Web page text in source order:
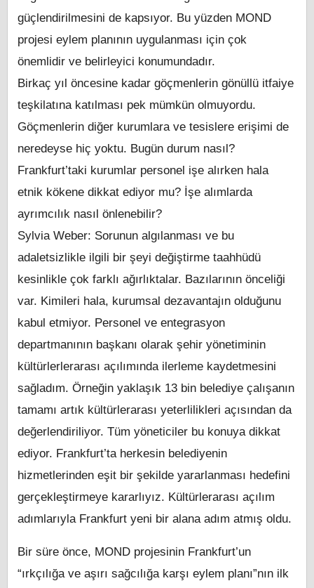
güçlendirilmesini de kapsıyor. Bu yüzden MOND
projesi eylem planının uygulanması için çok
önemlidir ve belirleyici konumundadır.
Birkaç yıl öncesine kadar göçmenlerin gönüllü itfaiye
teşkilatına katılması pek mümkün olmuyordu.
Göçmenlerin diğer kurumlara ve tesislere erişimi de
neredeyse hiç yoktu. Bugün durum nasıl?
Frankfurt’taki kurumlar personel işe alırken hala
etnik kökene dikkat ediyor mu? İşe alımlarda
ayrımcılık nasıl önlenebilir?
Sylvia Weber: Sorunun algılanması ve bu
adaletsizlikle ilgili bir şeyi değiştirme taahhüdü
kesinlikle çok farklı ağırlıktalar. Bazılarının önceliği
var. Kimileri hala, kurumsal dezavantajın olduğunu
kabul etmiyor. Personel ve entegrasyon
departmanının başkanı olarak şehir yönetiminin
kültürlerlerarası açılımında ilerleme kaydetmesini
sağladım. Örneğin yaklaşık 13 bin belediye çalışanın
tamamı artık kültürlerarası yeterlilikleri açısından da
değerlendiriliyor. Tüm yöneticiler bu konuya dikkat
ediyor. Frankfurt’ta herkesin belediyenin
hizmetlerinden eşit bir şekilde yararlanması hedefini
gerçekleştirmeye kararlıyız. Kültürlerarası açılım
adımlarıyla Frankfurt yeni bir alana adım atmış oldu.
Bir süre önce, MOND projesinin Frankfurt’un
“ırkçılığa ve aşırı sağcılığa karşı eylem planı”nın ilk